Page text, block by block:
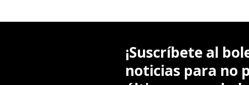
¡Suscríbete al
noticias para no